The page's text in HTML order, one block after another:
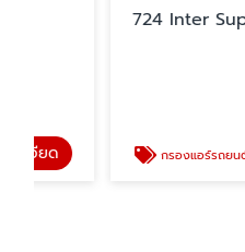
724 Inter Supply
กรองแอร์รถยนต์ PROTECT FILTER